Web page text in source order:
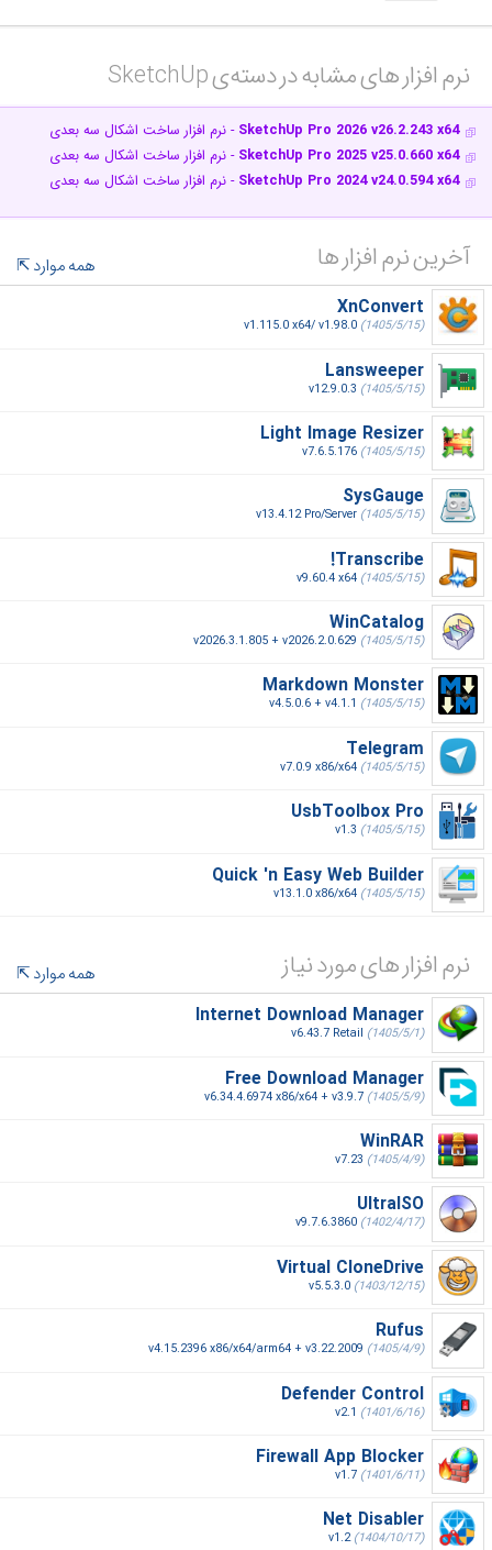
نرم افزار های مشابه در دسته‌ی‌ SketchUp‎
SketchUp Pro 2026 v26.2.243 x64 - نرم افزار ساخت اشکال سه بعدی
SketchUp Pro 2025 v25.0.660 x64 - نرم افزار ساخت اشکال سه بعدی
SketchUp Pro 2024 v24.0.594 x64 - نرم افزار ساخت اشکال سه بعدی
آخرین نرم افزار ها
همه موارد
XnConvert
v1.115.0 x64/ v1.98.0 (1405/5/15)
Lansweeper
v12.9.0.3 (1405/5/15)
Light Image Resizer
v7.6.5.176 (1405/5/15)
SysGauge
v13.4.12 Pro/Server (1405/5/15)
Transcribe!
v9.60.4 x64 (1405/5/15)
WinCatalog
v2026.3.1.805 + v2026.2.0.629 (1405/5/15)
Markdown Monster
v4.5.0.6 + v4.1.1 (1405/5/15)
Telegram
v7.0.9 x86/x64 (1405/5/15)
UsbToolbox Pro
v1.3 (1405/5/15)
Quick 'n Easy Web Builder
v13.1.0 x86/x64 (1405/5/15)
نرم افزار های مورد نیاز
همه موارد
Internet Download Manager
v6.43.7 Retail (1405/5/1)
Free Download Manager
v6.34.4.6974 x86/x64 + v3.9.7 (1405/5/9)
WinRAR
v7.23 (1405/4/9)
UltraISO
v9.7.6.3860 (1402/4/17)
Virtual CloneDrive
v5.5.3.0 (1403/12/15)
Rufus
v4.15.2396 x86/x64/arm64 + v3.22.2009 (1405/4/9)
Defender Control
v2.1 (1401/6/16)
Firewall App Blocker
v1.7 (1401/6/11)
Net Disabler
v1.2(1404/10/17)